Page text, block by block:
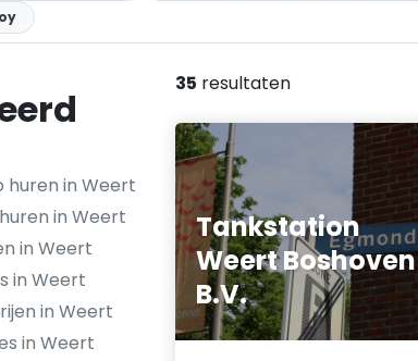
huren in Weert
in Weert
in Weert
in Weert
in Weert
in Weert
35 resultaten
Tankstation
Weert Boshoven
B.V.